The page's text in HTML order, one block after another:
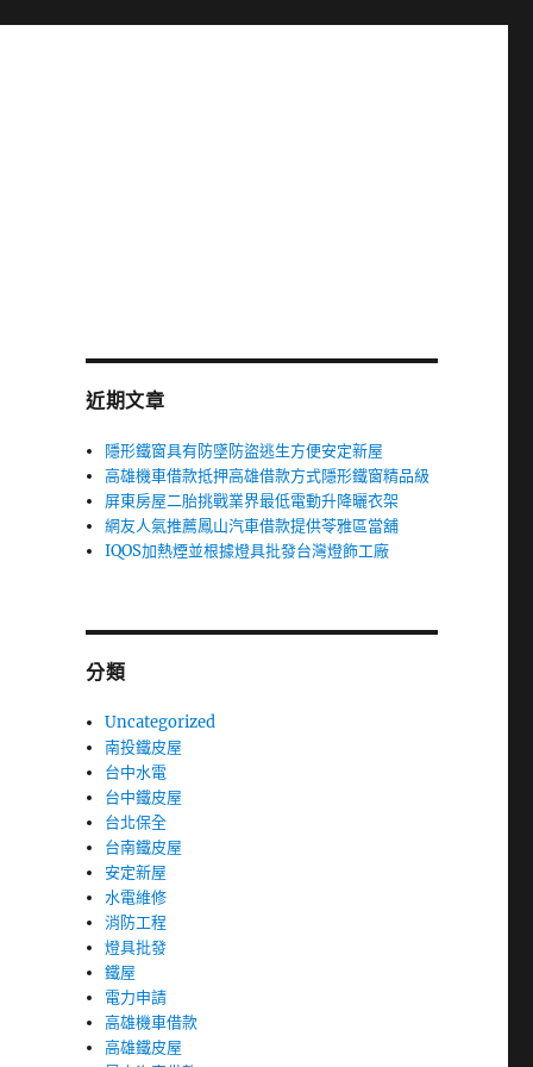
近期文章
隱形鐵窗具有防墜防盜逃生方便安定新屋
高雄機車借款抵押高雄借款方式隱形鐵窗精品級
屏東房屋二胎挑戰業界最低電動升降曬衣架
網友人氣推薦鳳山汽車借款提供苓雅區當舖
IQOS加熱煙並根據燈具批發台灣燈飾工廠
分類
Uncategorized
南投鐵皮屋
台中水電
台中鐵皮屋
台北保全
台南鐵皮屋
安定新屋
水電維修
消防工程
燈具批發
鐵屋
電力申請
高雄機車借款
高雄鐵皮屋